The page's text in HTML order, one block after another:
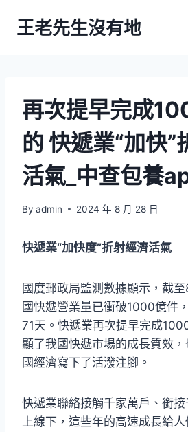
王老先生沒有地
再次提早完成
的 快遞業“加快”
活氣_中查包養
By admin 2024 年 8 月 28 日
快遞業“加快度”折射經濟活氣
國度郵政局監測數據顯示，截
國快遞營業量已衝破1000億件
71天。快遞業再次提早完成
顯了我國快遞市場的成長質效
國經濟寫下了活潑注腳。
快遞業聯絡接觸千家萬戶、銜
上線下，這些年的高速成長給